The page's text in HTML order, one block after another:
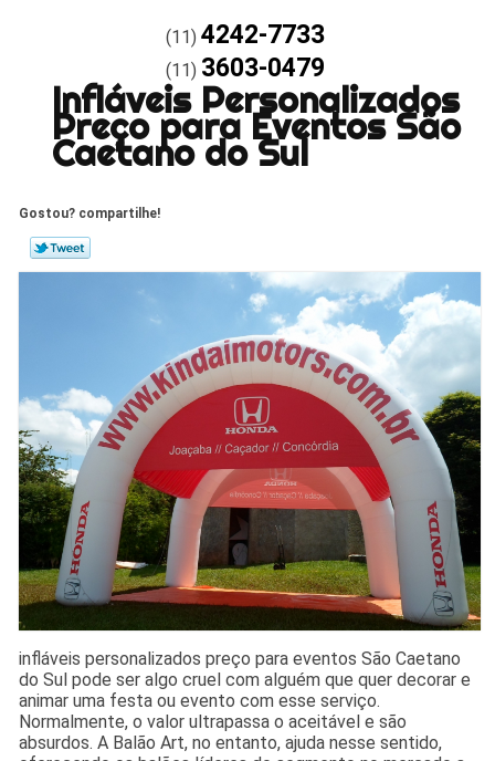
(11) 4242-7733
(11) 3603-0479
Infláveis Personalizados
Preço para Eventos São
Caetano do Sul
Gostou? compartilhe!
infláveis personalizados preço para eventos São Caetano
do Sul pode ser algo cruel com alguém que quer decorar e
animar uma festa ou evento com esse serviço.
Normalmente, o valor ultrapassa o aceitável e são
absurdos. A Balão Art, no entanto, ajuda nesse sentido,